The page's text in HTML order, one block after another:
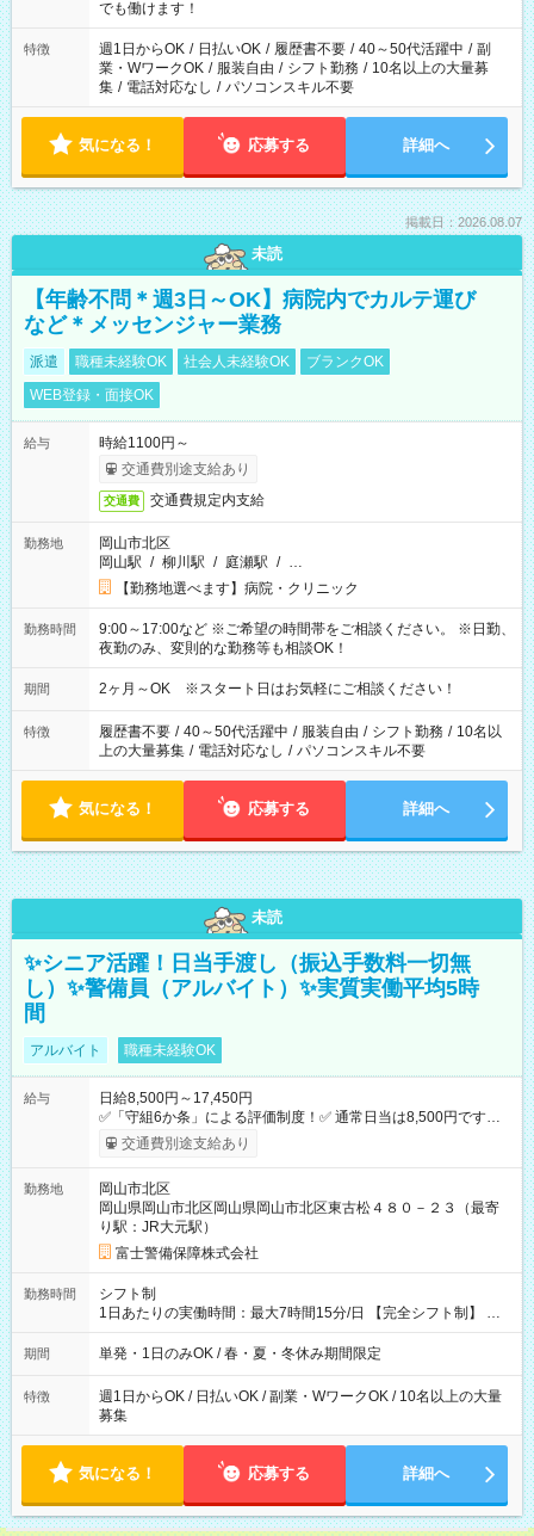
象となります ※労働者派遣法（日雇い派遣の原則禁止）によ
り、短時間・短期間の就業はご案内が難しい場合があります
でも働けます！
特徴 週1日からOK / 日払いOK / 履歴書不要 / 40～50代活躍中 / 副
業・WワークOK / 服装自由 / シフト勤務 / 10名以上の大量募
集 / 電話対応なし / パソコンスキル不要
気になる！ 応募する 詳細へ
掲載日：2026.08.07
未読
【年齢不問＊週3日～OK】病院内でカルテ運び
など＊メッセンジャー業務
派遣 職種未経験OK 社会人未経験OK
ブランクOK
WEB登録・面接OK
給与
時給1100円～
交通費別途支給あり
交通費 交通費規定内支給
勤務地
岡山市北区
岡山駅 / 柳川駅 / 庭瀬駅 / …
【勤務地選べます】病院・クリニック
勤務時間
9:00～17:00など ※ご希望の時間帯をご相談ください。 ※日勤、
夜勤のみ、変則的な勤務等も相談OK！
期間 2ヶ月～OK ※スタート日はお気軽にご相談ください！
特徴 履歴書不要 / 40～50代活躍中 / 服装自由 / シフト勤務 / 10名以
上の大量募集 / 電話対応なし / パソコンスキル不要
気になる！ 応募する 詳細へ
未読
✨シニア活躍！日当手渡し（振込手数料一切無
し）✨警備員（アルバイト）✨実質実働平均5時
間
アルバイト 職種未経験OK
給与
日給8,500円～17,450円
✅「守組6か条」による評価制度！✅ 通常日当は8,500円ですが
上記評価制度により「S級隊員」と認定されれば10,000円の日当
を支給します。 (1)上記勤務者が交通2級資格者の場合10,000円
14,375円 (3)上記現場が日祝深夜の場合 17,250円 (4)上記勤務
者が現場までの運転者の場合17,250+200円＝17,450円 -----------
------------------------------- *最高日当額 17,450円* ---------------------
--------------------- より上位の資格取得やリーダー手当を取得する
と ”さらに”加算されます！ ✅実質実働平均5時間 上記時給換算
するとなんと時給3,490円！！ ※日当支給時振込手数料等はいっ
さいありません。 【試用期間】試用期間なし
交通費別途支給あり
勤務地
岡山市北区
岡山県岡山市北区岡山県岡山市北区東古松４８０－２３（最寄
り駅：JR大元駅）
富士警備保障株式会社
勤務時間
シフト制
1日あたりの実働時間：最大7時間15分/日 【完全シフト制】 例
(1) 8：00~17:00（休憩１h） 例(2) 13:00~16:00（早上がりでも
全額支給！）
期間 単発・1日のみOK / 春・夏・冬休み期間限定
特徴
週1日からOK / 日払いOK / 副業・WワークOK / 10名以上の大量
募集
気になる！ 応募する 詳細へ